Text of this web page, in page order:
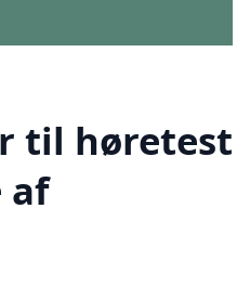
til høretest
af